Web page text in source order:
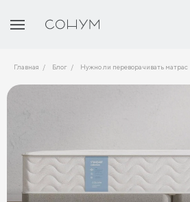
Главная Блог Нужно ли переворачивать матрас